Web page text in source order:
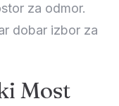
za odmor.
dobar izbor za
Most